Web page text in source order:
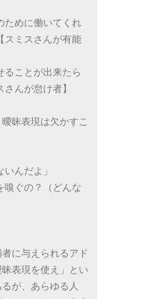
ために働いてくれ
スミスさんが有能
ることが出来たら
んが怠け者】
昧表現は欠かすこ
いんだよ」
嗅ぐの？（どんな
に与えられるアド
表現を使え」とい
が、あらゆる人